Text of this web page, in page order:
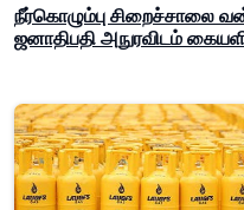
நீர்கொழும்பு சிறைச்சாலை
ஜனாதிபதி அநுரவிடம்